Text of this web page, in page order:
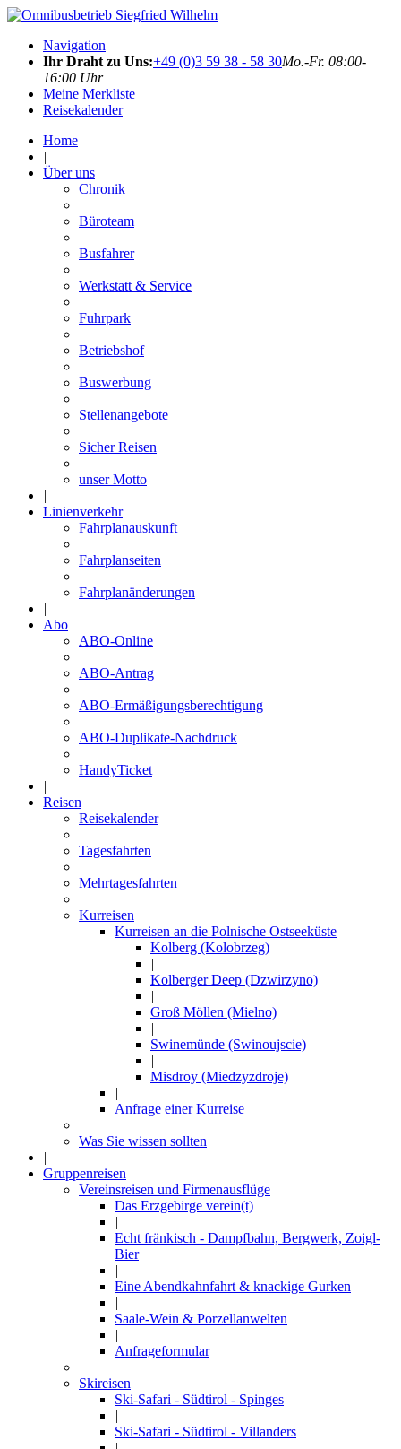
Navigation
Ihr Draht zu Uns:+49 (0)3 59 38 - 58 30Mo.-Fr. 08:00-
16:00 Uhr
Meine Merkliste
Reisekalender
Home
|
Über uns
Chronik
|
Büroteam
|
Busfahrer
|
Werkstatt & Service
|
Fuhrpark
|
Betriebshof
|
Buswerbung
|
Stellenangebote
|
Sicher Reisen
|
unser Motto
|
Linienverkehr
Fahrplanauskunft
|
Fahrplanseiten
|
Fahrplanänderungen
|
Abo
ABO-Online
|
ABO-Antrag
|
ABO-Ermäßigungsberechtigung
|
ABO-Duplikate-Nachdruck
|
HandyTicket
|
Reisen
Reisekalender
|
Tagesfahrten
|
Mehrtagesfahrten
|
Kurreisen
Kurreisen an die Polnische Ostseeküste
Kolberg (Kolobrzeg)
|
Kolberger Deep (Dzwirzyno)
|
Groß Möllen (Mielno)
|
Swinemünde (Swinoujscie)
|
Misdroy (Miedzyzdroje)
|
Anfrage einer Kurreise
|
Was Sie wissen sollten
|
Gruppenreisen
Vereinsreisen und Firmenausflüge
Das Erzgebirge verein(t)
|
Echt fränkisch - Dampfbahn, Bergwerk, Zoigl-
Bier
|
Eine Abendkahnfahrt & knackige Gurken
|
Saale-Wein & Porzellanwelten
|
Anfrageformular
|
Skireisen
Ski-Safari - Südtirol - Spinges
|
Ski-Safari - Südtirol - Villanders